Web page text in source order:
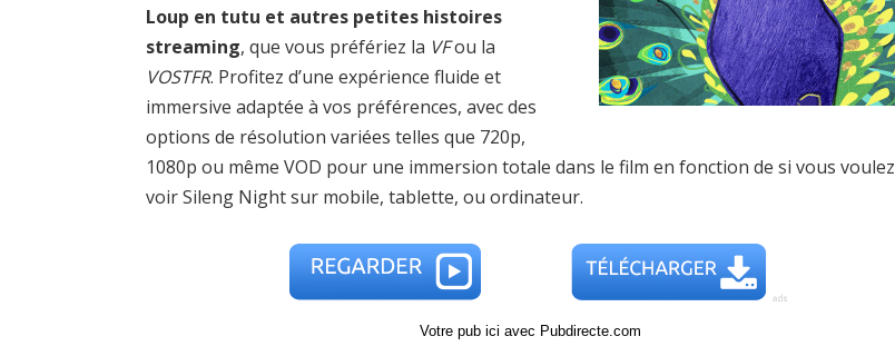
Loup en tutu et autres petites histoires
streaming, que vous préfériez la VFou la
VOSTFR. Profitez d’une expérience fluide et
immersive adaptée à vos préférences, avec des
options de résolution variées telles que 720p,
1080p ou même VOD pour une immersion totale dans le film en fonction de si vous voulez
voir Sileng Night sur mobile, tablette, ou ordinateur.
Votre pub ici avec Pubdirecte.com